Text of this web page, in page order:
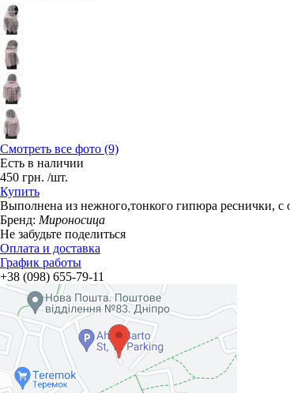
Смотреть все фото (9)
Есть в наличии
450 грн. /шт.
Купить
Выполнена из нежного,тонкого гипюра реснички,
Бренд: Мироносица
Не забудьте поделиться
Оплата и доставка
График работы
+38 (098) 655-79-11